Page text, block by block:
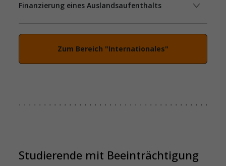
Finanzierung eines Auslandsaufenthalts
Zum Bereich "Internationales"
Studierende mit Beeinträchtigung